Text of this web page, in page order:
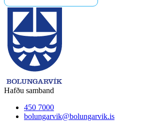
Hafðu samband
450 7000
bolungarvik@bolungarvik.is